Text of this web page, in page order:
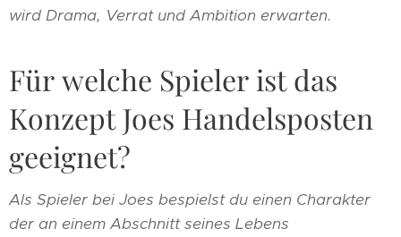
wird Drama, Verrat und Ambition erwarten.
Für welche Spieler ist das
Konzept Joes Handelsposten
geeignet?
Als Spieler bei Joes bespielst du einen Charakter
der an einem Abschnitt seines Lebens